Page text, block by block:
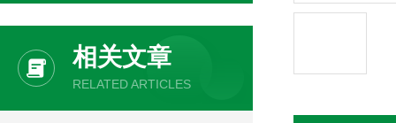
相关文章
RELATED ARTICLES